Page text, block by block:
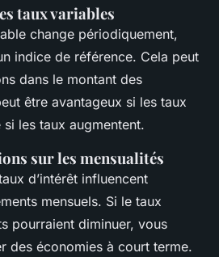
taux variables
change périodiquement,
indice de référence. Cela peut
dans le montant des
être avantageux si les taux
les taux augmentent.
sur les mensualités
d’intérêt influencent
mensuels. Si le taux
pourraient diminuer, vous
des économies à court terme.